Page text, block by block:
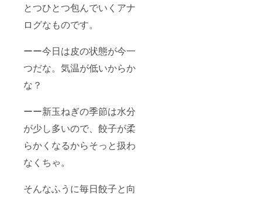
とつひとつ包んでいくアナ
ログなものです。
ーー今日は皮の状態が今一
つだな。気温が低いからか
な？
ーー新玉ねぎの季節は水分
が少し多いので、餃子が柔
らかくなるからそっと扱わ
なくちゃ。
そんなふうに毎日餃子と向